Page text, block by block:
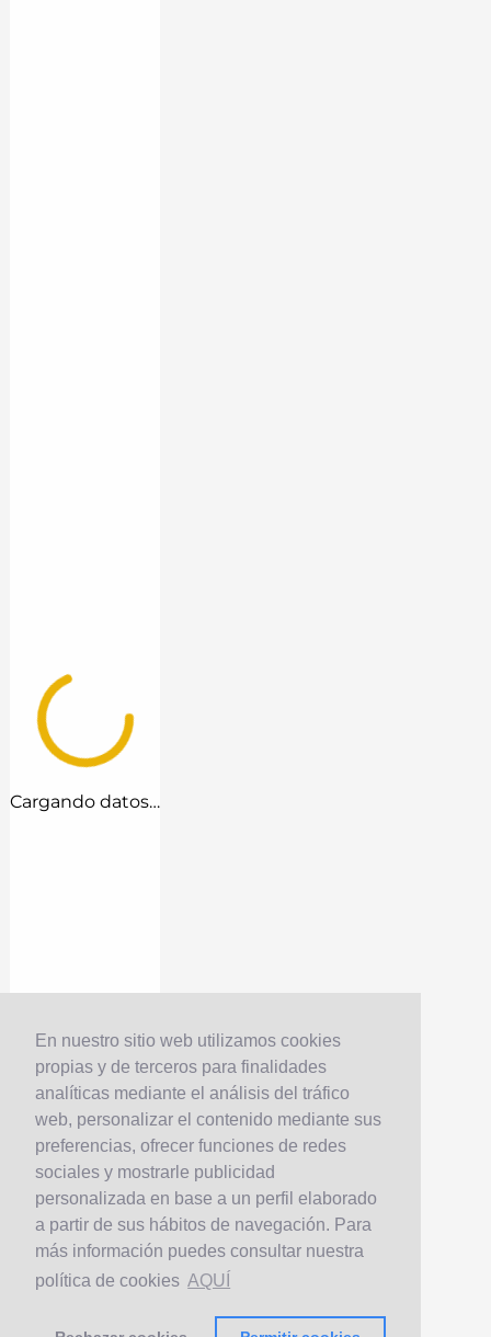
En nuestro sitio web utilizamos cookies
propias y de terceros para finalidades
analíticas mediante el análisis del tráfico
web, personalizar el contenido mediante sus
preferencias, ofrecer funciones de redes
sociales y mostrarle publicidad
personalizada en base a un perfil elaborado
a partir de sus hábitos de navegación. Para
más información puedes consultar nuestra
política de cookies AQUÍ
Cargando datos…